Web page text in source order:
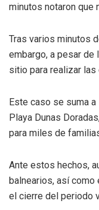
minutos notaron que
Tras varios minutos
embargo, a pesar
sitio para realizar
Este caso se suma
Playa Dunas
para miles de
Ante estos hechos,
balnearios, así como
el cierre del periodo